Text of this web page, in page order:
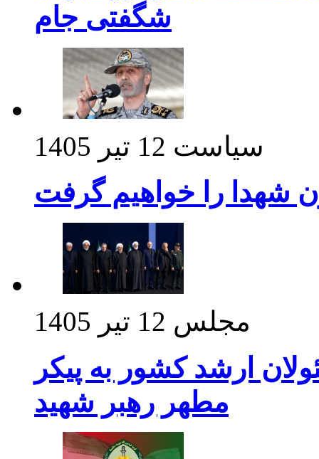
شگفتی جام
سیاست 12 تیر 1405
شهدا را خواهیم گرفت
مجلس 12 تیر 1405
ارشد کشور به پیکر
مطهر رهبر شهید